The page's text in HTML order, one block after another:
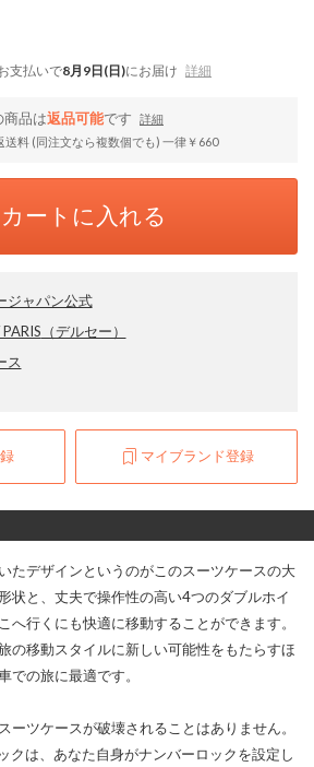
支払いで8月9日(日)にお届け 詳細
商品は返品可能です
詳細
送料 (同注文なら複数個でも) 一律￥660
カートに入れる
ジャパン公式
（デルセー）
ス
マイブランド登録
たデザインというのがこのスーツケースの大
状と、丈夫で操作性の高い4つのダブルホイ
へ行くにも快適に移動することができます。
の移動スタイルに新しい可能性をもたらすほ
での旅に最適です。
ーツケースが破壊されることはありません。
クは、あなた自身がナンバーロックを設定し